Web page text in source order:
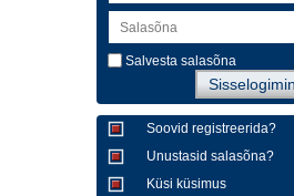
Salvesta salasõna
Soovid registreerida?
Unustasid salasõna?
Küsi küsimus